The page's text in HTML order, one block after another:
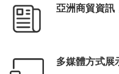
亞洲商貿資訊
多媒體方式展